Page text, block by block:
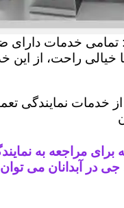
خدمات دارای
خیالی راحت، از این
خدمات نمایندگی
برای مراجعه به
در آبدانان می توان